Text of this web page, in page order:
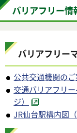
バリアフリー情
バリアフリー
公共交通機関の
交通バリアフリ
ジ）
JR仙台駅構内図